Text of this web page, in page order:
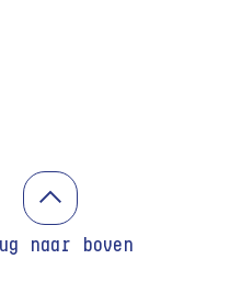
naar boven